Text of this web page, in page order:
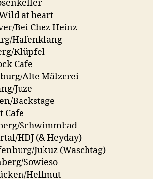
at heart
Bei Chez Heinz
Hafenklang
Klüpfel
Cafe
Alte Mälzerei
Juze
Backstage
Cafe
Schwimmbad
HDJ (& Heyday)
Jukuz (Waschtag)
Sowieso
Hellmut